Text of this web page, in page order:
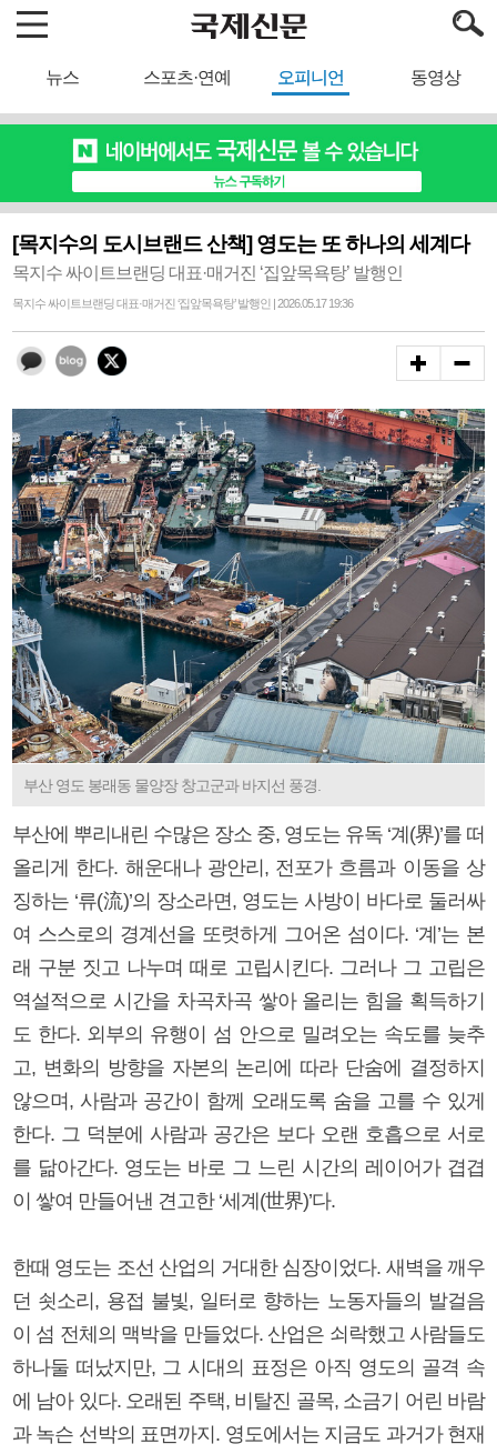
뉴스 스포츠·연예 오피니언 동영상
[목지수의 도시브랜드 산책] 영도는 또 하나의 세계다
목지수 싸이트브랜딩 대표·매거진 ‘집앞목욕탕’ 발행인
목지수 싸이트브랜딩 대표·매거진 ‘집앞목욕탕’ 발행인 | 2026.05.17 19:36
부산 영도 봉래동 물양장 창고군과 바지선 풍경.
부산에 뿌리내린 수많은 장소 중, 영도는 유독 ‘계(界)’를 떠
올리게 한다. 해운대나 광안리, 전포가 흐름과 이동을 상
징하는 ‘류(流)’의 장소라면, 영도는 사방이 바다로 둘러싸
여 스스로의 경계선을 또렷하게 그어온 섬이다. ‘계’는 본
래 구분 짓고 나누며 때로 고립시킨다. 그러나 그 고립은
역설적으로 시간을 차곡차곡 쌓아 올리는 힘을 획득하기
도 한다. 외부의 유행이 섬 안으로 밀려오는 속도를 늦추
고, 변화의 방향을 자본의 논리에 따라 단숨에 결정하지
않으며, 사람과 공간이 함께 오래도록 숨을 고를 수 있게
한다. 그 덕분에 사람과 공간은 보다 오랜 호흡으로 서로
를 닮아간다. 영도는 바로 그 느린 시간의 레이어가 겹겹
이 쌓여 만들어낸 견고한 ‘세계(世界)’다.
한때 영도는 조선 산업의 거대한 심장이었다. 새벽을 깨우
던 쇳소리, 용접 불빛, 일터로 향하는 노동자들의 발걸음
이 섬 전체의 맥박을 만들었다. 산업은 쇠락했고 사람들도
하나둘 떠났지만, 그 시대의 표정은 아직 영도의 골격 속
에 남아 있다. 오래된 주택, 비탈진 골목, 소금기 어린 바람
과 녹슨 선박의 표면까지. 영도에서는 지금도 과거가 현재